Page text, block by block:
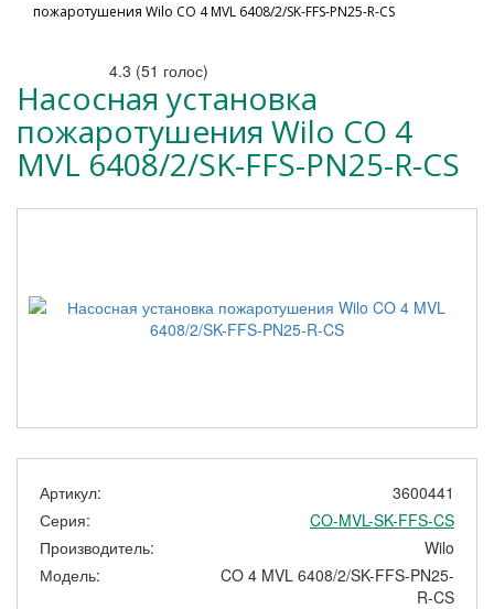
пожаротушения Wilo CO 4 MVL 6408/2/SK-FFS-PN25-R-CS
4.3 (51 голос)
Насосная установка
пожаротушения Wilo CO 4
MVL 6408/2/SK-FFS-PN25-R-CS
Артикул:
3600441
Серия:
CO-MVL-SK-FFS-CS
Производитель:
Wilo
Модель:
CO 4 MVL 6408/2/SK-FFS-PN25-
R-CS